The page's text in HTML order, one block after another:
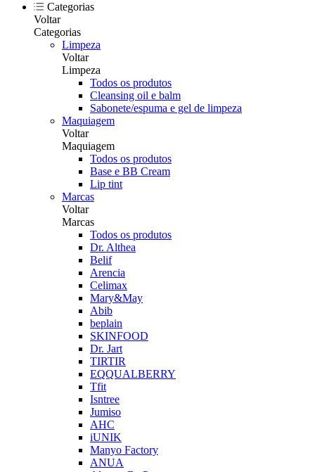
Categorias
Voltar
Categorias
Limpeza
Voltar
Limpeza
Todos os produtos
Cleansing oil e balm
Sabonete/espuma e gel de limpeza
Maquiagem
Voltar
Maquiagem
Todos os produtos
Base e BB Cream
Lip tint
Marcas
Voltar
Marcas
Todos os produtos
Dr. Althea
Belif
Arencia
Celimax
Mary&May
Abib
beplain
SKINFOOD
Dr. Jart
TIRTIR
EQQUALBERRY
Tfit
Isntree
Jumiso
AHC
iUNIK
Manyo Factory
ANUA